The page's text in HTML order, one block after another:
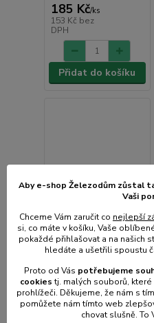
185 Kč/ks
153 Kč bez
DPH
Přidat do košíku
Aby e-shop Železodům zůstal
Vaši
Chceme Vám zaručit co nejlepší
si, co máte v košíku, Vaše
pokaždé přihlašovat a na našich
hledáte a ušetřili spoustu
Proto od Vás potřebujeme
cookiestj. malých souborů,
prohlížeči. Děkujeme, že nám s
pomůžete nám tímto web
chovat slušně. To